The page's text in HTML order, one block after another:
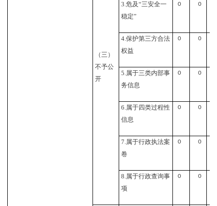
（三）
不予公
开
3.危及“三安全一
稳定”
0 0
4.保护第三方合法
权益
0 0
5.属于三类内部事
务信息
0 0
6.属于四类过程性
信息
0 0
7.属于行政执法案
卷
0 0
8.属于行政查询事
项
0 0